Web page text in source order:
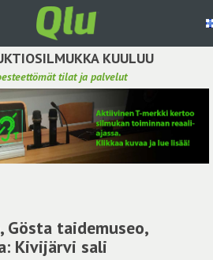
KUULUU
tilat ja palvelut
kuulemiskokemukseen
Gösta taidemuseo,
Kivijärvi sali